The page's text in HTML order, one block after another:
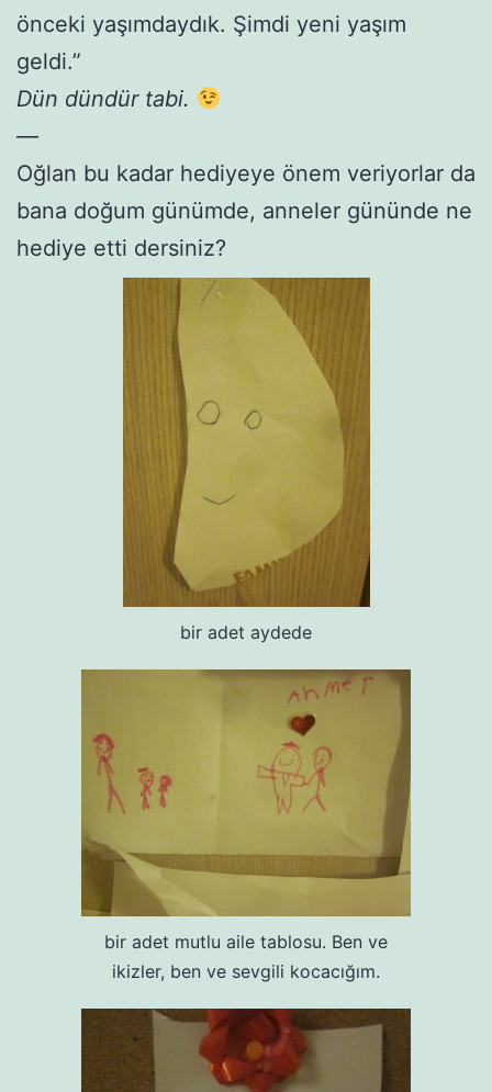
önceki yaşımdaydık. Şimdi yeni yaşım
geldi.”
Dün dündür tabi.
—
Oğlan bu kadar hediyeye önem veriyorlar da
bana doğum günümde, anneler gününde ne
hediye etti dersiniz?
bir adet aydede
bir adet mutlu aile tablosu. Ben ve
ikizler, ben ve sevgili kocacığım.